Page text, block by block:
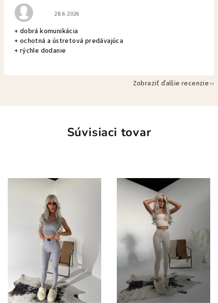
Hodnotenie obchodu je 5 z 5 hviezdičiek.
28.6.2026
+ dobrá komunikácia
+ ochotná a ústretová predávajúca
+ rýchle dodanie
Zobraziť ďalšie recenzie
Súvisiaci tovar